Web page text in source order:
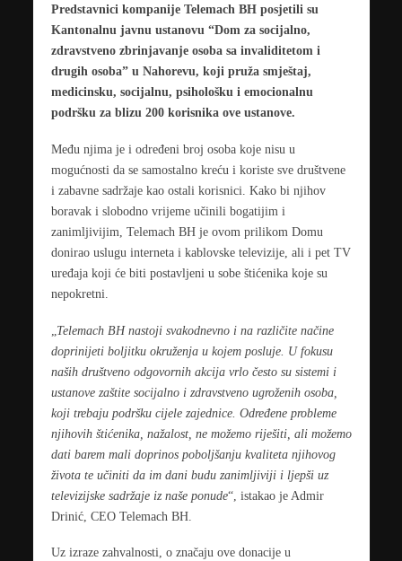
Predstavnici kompanije Telemach BH posjetili su
Kantonalnu javnu ustanovu “Dom za socijalno,
zdravstveno zbrinjavanje osoba sa invaliditetom i
drugih osoba” u Nahorevu, koji pruža smještaj,
medicinsku, socijalnu, psihološku i emocionalnu
podršku za blizu 200 korisnika ove ustanove.
Među njima je i određeni broj osoba koje nisu u
mogućnosti da se samostalno kreću i koriste sve društvene
i zabavne sadržaje kao ostali korisnici. Kako bi njihov
boravak i slobodno vrijeme učinili bogatijim i
zanimljivijim, Telemach BH je ovom prilikom Domu
donirao uslugu interneta i kablovske televizije, ali i pet TV
uređaja koji će biti postavljeni u sobe štićenika koje su
nepokretni.
Telemach BH nastoji svakodnevno i na različite načine
doprinijeti boljitku okruženja u kojem posluje. U fokusu
naših društveno odgovornih akcija vrlo često su sistemi i
ustanove zaštite socijalno i zdravstveno ugroženih osoba,
koji trebaju podršku cijele zajednice. Određene probleme
njihovih štićenika, nažalost, ne možemo riješiti, ali možemo
dati barem mali doprinos poboljšanju kvaliteta njihovog
života te učiniti da im dani budu zanimljiviji i ljepši uz
televizijske sadržaje iz naše ponude“, istakao je Admir
Drinić, CEO Telemach BH.
Uz izraze zahvalnosti, o značaju ove donacije u